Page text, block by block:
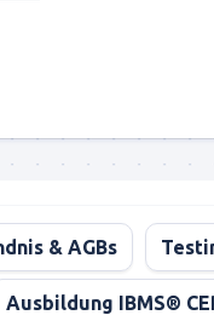
& AGBs
Ausbildung IBMS®